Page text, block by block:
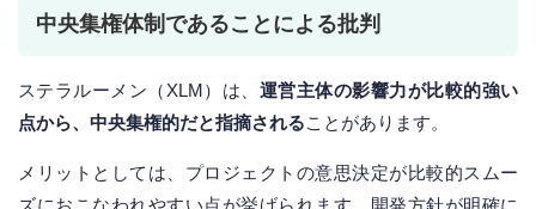
中央集権体制であることによる批判
ステラルーメン（XLM）は、 運営主体の影響力が比較的強い
点から、中央集権的だと指摘されることがあります。
メリットとしては、プロジェクトの意思決定が比較的スムー
ズにおこなわれやすい点が挙げられます。開発方針が明確に